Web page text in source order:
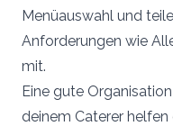
Menüauswahl und
Anforderungen wie
mit.
Eine gute
deinem Caterer helfen